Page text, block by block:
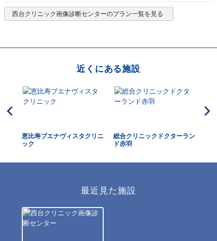
西台クリニック画像診断センターのプラン一覧を見る
近くにある施設
恵比寿ブエナヴィスタクリニ
ック
総合クリニックドクターラン
ド赤羽
最近見た施設